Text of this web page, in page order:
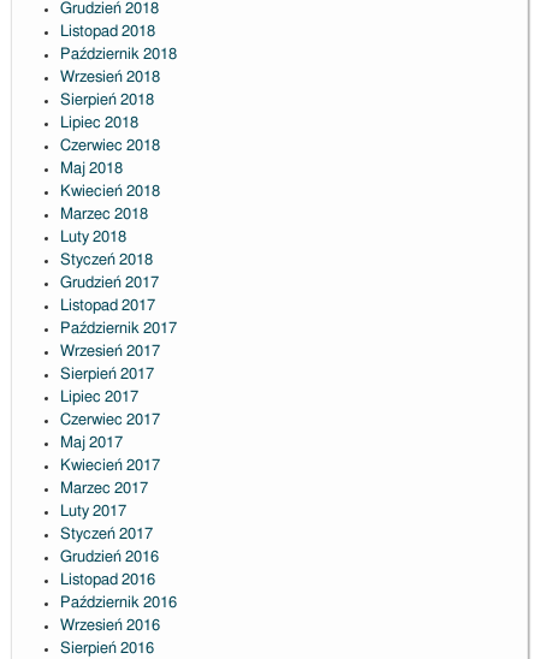
Grudzień 2018
Listopad 2018
Październik 2018
Wrzesień 2018
Sierpień 2018
Lipiec 2018
Czerwiec 2018
Maj 2018
Kwiecień 2018
Marzec 2018
Luty 2018
Styczeń 2018
Grudzień 2017
Listopad 2017
Październik 2017
Wrzesień 2017
Sierpień 2017
Lipiec 2017
Czerwiec 2017
Maj 2017
Kwiecień 2017
Marzec 2017
Luty 2017
Styczeń 2017
Grudzień 2016
Listopad 2016
Październik 2016
Wrzesień 2016
Sierpień 2016